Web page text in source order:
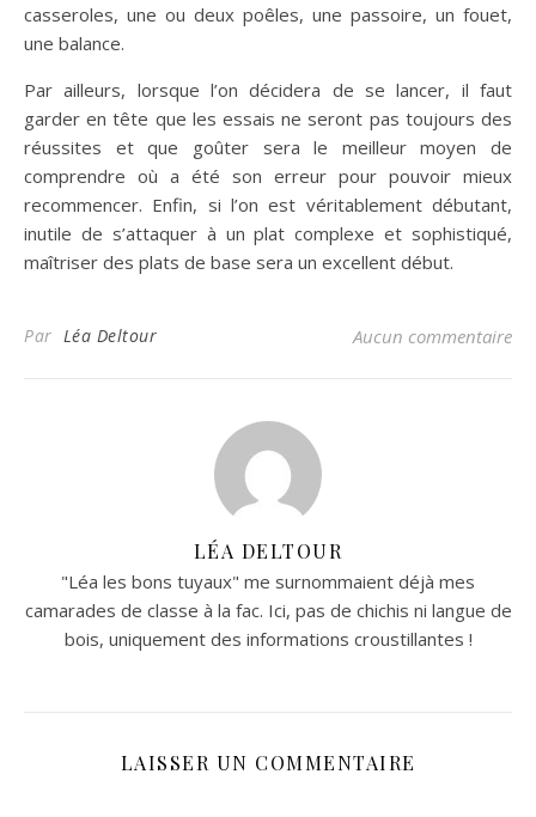
casseroles, une ou deux poêles, une passoire, un fouet,
une balance.
Par ailleurs, lorsque l’on décidera de se lancer, il faut
garder en tête que les essais ne seront pas toujours des
réussites et que goûter sera le meilleur moyen de
comprendre où a été son erreur pour pouvoir mieux
recommencer. Enfin, si l’on est véritablement débutant,
inutile de s’attaquer à un plat complexe et sophistiqué,
maîtriser des plats de base sera un excellent début.
Par Léa Deltour Aucun commentaire
LÉA DELTOUR
"Léa les bons tuyaux" me surnommaient déjà mes
camarades de classe à la fac. Ici, pas de chichis ni langue de
bois, uniquement des informations croustillantes !
LAISSER UN COMMENTAIRE